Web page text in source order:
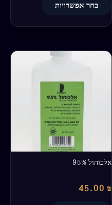
בחר אפשרויות
אלכוהול 95%
45.00 ₪